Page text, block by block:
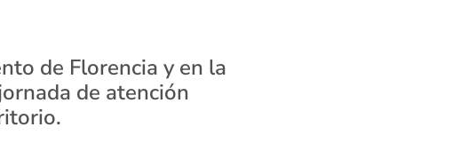
de Florencia y en la
de atención